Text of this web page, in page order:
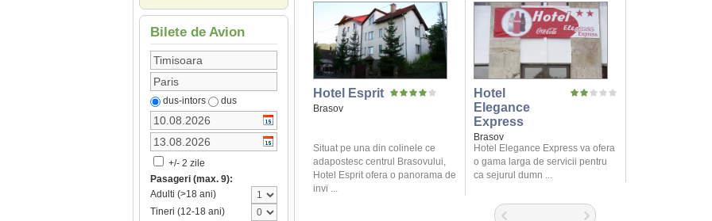
Bilete de Avion
dus-intors dus
+/- 2 zile
Pasageri (max. 9):
Adulti (>18 ani)
Tineri (12-18 ani)
Hotel Esprit
Brasov
Situat pe una din colinele ce
adapostesc centrul Brasovului,
Hotel Esprit ofera o panorama de
invi ...
Hotel
Elegance
Express
Brasov
Hotel Elegance Express va ofera
o gama larga de servicii pentru
ca sejurul dumn ...